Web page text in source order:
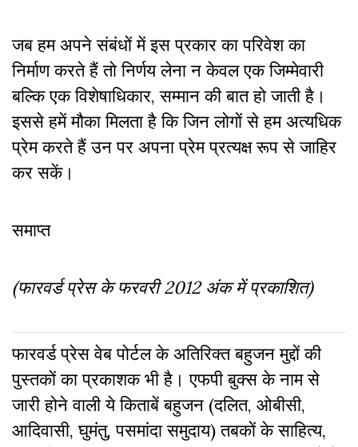
जब हम अपने संबंधों में इस प्रकार का परिवेश का
निर्माण करते हैं तो निर्णय लेना न केवल एक जिम्मेवारी
बल्कि एक विशेषाधिकार, सम्मान की बात हो जाती है।
इससे हमें मौका मिलता है कि जिन लोगों से हम अत्यधिक
प्रेम करते हैं उन पर अपना प्रेम प्रत्यक्ष रूप से जाहिर
कर सकें।
समाप्त
(फारवर्ड प्रेस के फरवरी 2012 अंक में प्रकाशित)
फारवर्ड प्रेस वेब पोर्टल के अतिरिक्‍त बहुजन मुद्दों की
पुस्‍तकों का प्रकाशक भी है। एफपी बुक्‍स के नाम से
जारी होने वाली ये किताबें बहुजन (दलित, ओबीसी,
आदिवासी, घुमंतु, पसमांदा समुदाय) तबकों के साहित्‍य,